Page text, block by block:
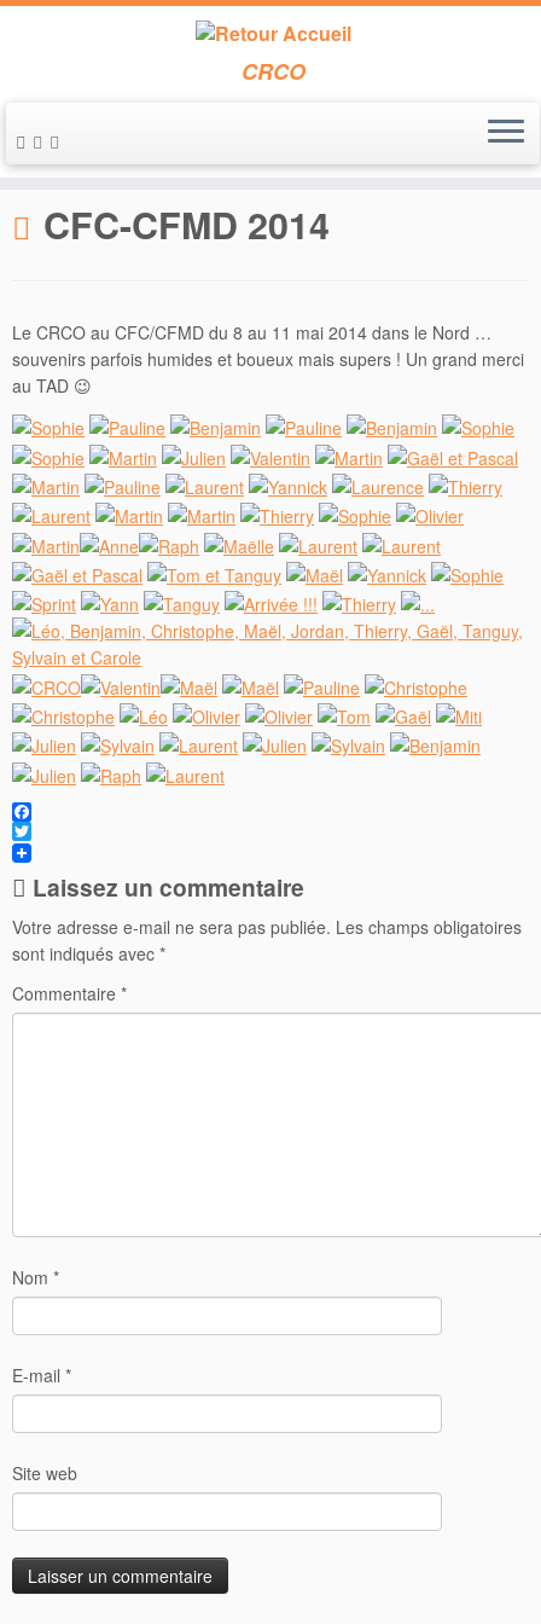
Passer
au
CRCO
Accueil » CFC-CFMD 2014
CFC-CFMD 2014
Le CRCO au CFC/CFMD du 8 au 11 mai 2014 dans le Nord …
souvenirs parfois humides et boueux mais supers ! Un grand merci
au TAD 😉
Facebook
Twitter
Laissez un commentaire
Votre adresse e-mail ne sera pas publiée. Les champs obligatoires
sont indiqués avec *
Commentaire *
Nom *
E-mail *
Site web